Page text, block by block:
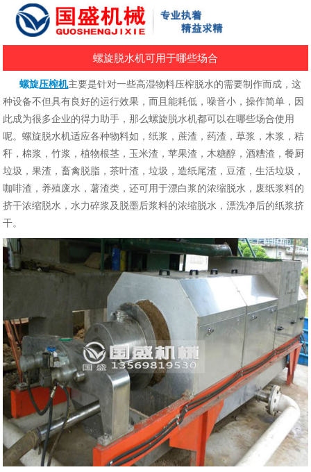
螺旋脱水机可用于哪些场合
螺旋压榨机主要是针对一些高湿物料压榨脱水的需要制作而成，这
种设备不但具有良好的运行效果，而且能耗低，噪音小，操作简单，因
此成为很多企业的得力助手，那么螺旋脱水机都可以在哪些场合使用
呢。螺旋脱水机适应各种物料如，纸浆，蔗渣，药渣，草浆，木浆，秸
秆，棉浆，竹浆，植物根茎，玉米渣，苹果渣，木糖醇，酒糟渣，餐厨
垃圾，果渣，畜禽脱脂，茶叶渣，垃圾，造纸尾渣，豆渣，生活垃圾，
咖啡渣，养殖废水，薯渣类，还可用于漂白浆的浓缩脱水，废纸浆料的
挤干浓缩脱水，水力碎浆及脱墨后浆料的浓缩脱水，漂洗净后的纸浆挤
干。